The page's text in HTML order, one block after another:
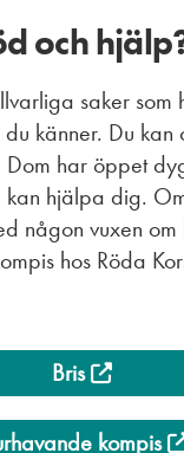
och
saker som
känner. Du kan
Dom har öppet
kan hjälpa dig.
någon vuxen
hos Röda
Bris
kompis